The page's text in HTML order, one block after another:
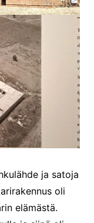
ja satoja
oli
elämästä.